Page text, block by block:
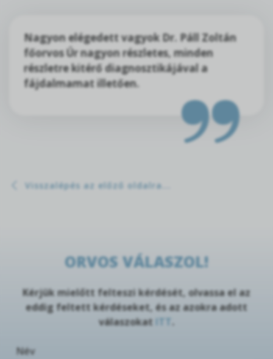
Nagyon elégedett vagyok Dr. Páll Zoltán
főorvos Úr nagyon részletes, minden
részletre kitérő diagnosztikájával a
fájdalmamat illetően.
Visszalépés az előző oldalra...
ORVOS VÁLASZOL!
Kérjük mielőtt felteszi kérdését, olvassa el az
eddig feltett kérdéseket, és az azokra adott
válaszokat
Név